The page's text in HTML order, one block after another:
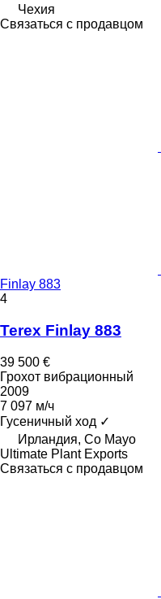
Чехия
Связаться с продавцом
Finlay 883
4
Terex Finlay 883
39 500 €
Грохот вибрационный
2009
7 097 м/ч
Гусеничный ход ✓
Ирландия, Co Mayo
Ultimate Plant Exports
Связаться с продавцом